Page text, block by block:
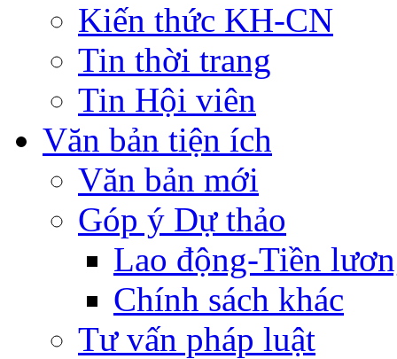
Kiến thức KH-CN
Tin thời trang
Tin Hội viên
Văn bản tiện ích
Văn bản mới
Góp ý Dự thảo
Lao động-Tiền
Chính sách khác
Tư vấn pháp luật